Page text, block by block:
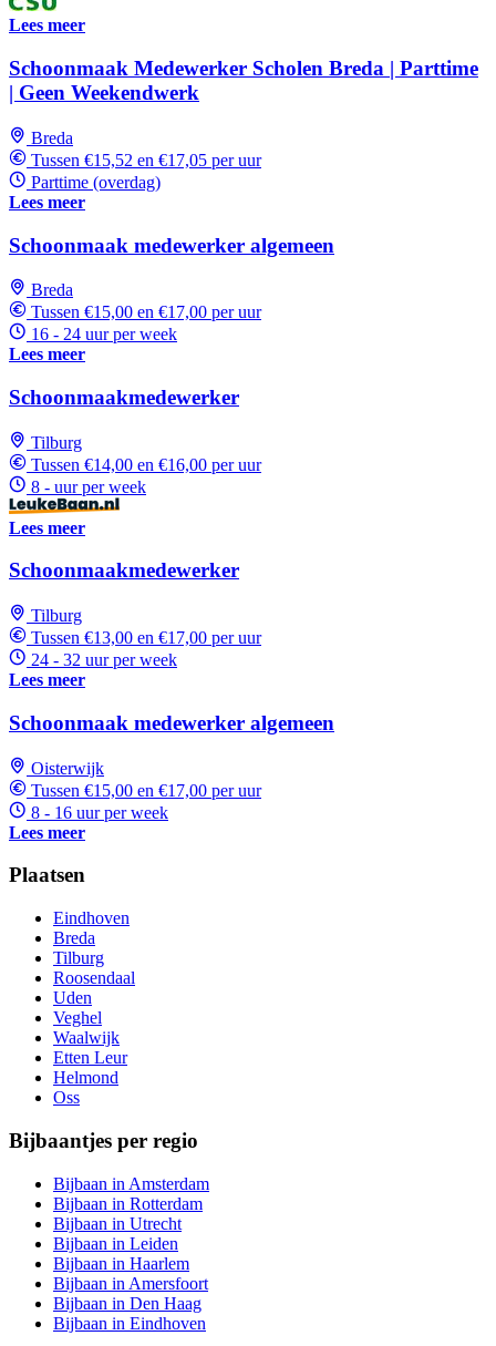
Lees meer
Schoonmaak Medewerker Scholen Breda | Parttime
| Geen Weekendwerk
Breda
Tussen €15,52 en €17,05 per uur
Parttime (overdag)
Lees meer
Schoonmaak medewerker algemeen
Breda
Tussen €15,00 en €17,00 per uur
16 - 24 uur per week
Lees meer
Schoonmaakmedewerker
Tilburg
Tussen €14,00 en €16,00 per uur
8 - uur per week
Lees meer
Schoonmaakmedewerker
Tilburg
Tussen €13,00 en €17,00 per uur
24 - 32 uur per week
Lees meer
Schoonmaak medewerker algemeen
Oisterwijk
Tussen €15,00 en €17,00 per uur
8 - 16 uur per week
Lees meer
Plaatsen
Eindhoven
Breda
Tilburg
Roosendaal
Uden
Veghel
Waalwijk
Etten Leur
Helmond
Oss
Bijbaantjes per regio
Bijbaan in Amsterdam
Bijbaan in Rotterdam
Bijbaan in Utrecht
Bijbaan in Leiden
Bijbaan in Haarlem
Bijbaan in Amersfoort
Bijbaan in Den Haag
Bijbaan in Eindhoven